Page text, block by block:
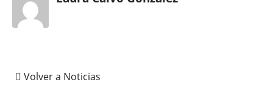
Volver a Noticias